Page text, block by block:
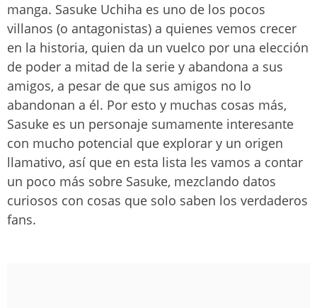
manga. Sasuke Uchiha es uno de los pocos
villanos (o antagonistas) a quienes vemos crecer
en la historia, quien da un vuelco por una elección
de poder a mitad de la serie y abandona a sus
amigos, a pesar de que sus amigos no lo
abandonan a él. Por esto y muchas cosas más,
Sasuke es un personaje sumamente interesante
con mucho potencial que explorar y un origen
llamativo, así que en esta lista les vamos a contar
un poco más sobre Sasuke, mezclando datos
curiosos con cosas que solo saben los verdaderos
fans.